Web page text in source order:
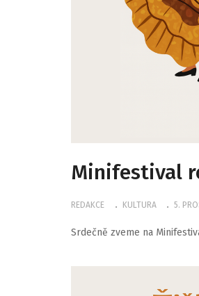
Minifestival
REDAKCE KULTURA 5.
Srdečně zveme na